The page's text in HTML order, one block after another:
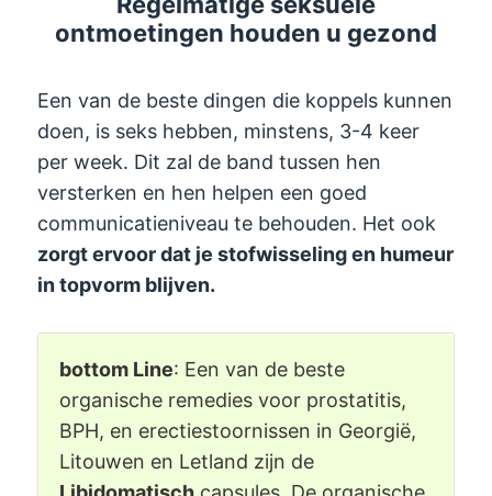
ontmoetingen houden u gezond
Een van de beste dingen die koppels kunnen
doen, is seks hebben, minstens, 3-4 keer
per week. Dit zal de band tussen hen
versterken en hen helpen een goed
communicatieniveau te behouden. Het ook
zorgt ervoor dat je stofwisseling en humeur
in topvorm blijven.
bottom Line: Een van de beste
organische remedies voor prostatitis,
BPH, en erectiestoornissen in Georgië,
Litouwen en Letland zijn de